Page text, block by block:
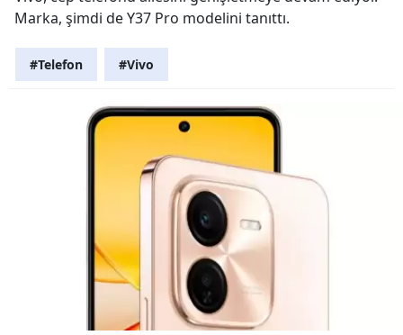
Marka, şimdi de Y37 Pro modelini tanıttı.
#Telefon #Vivo